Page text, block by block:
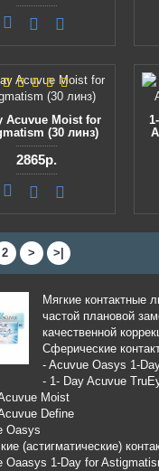
Acuvue Moist for
(30 линз)
2865р.
2 > >|
Мягкие контактные
частой плановой
качественной
Сферические
- Acuvue Oasys 1-
- 1- Day Acuvue
Moist
Define
Oasys
(астигматические)
Oaasys 1-Day for